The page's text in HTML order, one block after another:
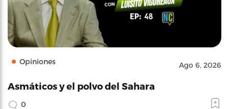
Opiniones Ago 6, 2026
Asmáticos y el polvo del Sahara
0